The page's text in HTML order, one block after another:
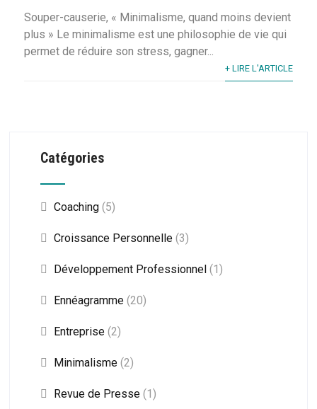
Souper-causerie, « Minimalisme, quand moins devient
plus » Le minimalisme est une philosophie de vie qui
permet de réduire son stress, gagner...
+ LIRE L'ARTICLE
Catégories
Coaching(5)
Croissance Personnelle(3)
Développement Professionnel(1)
Ennéagramme(20)
Entreprise(2)
Minimalisme(2)
Revue de Presse(1)